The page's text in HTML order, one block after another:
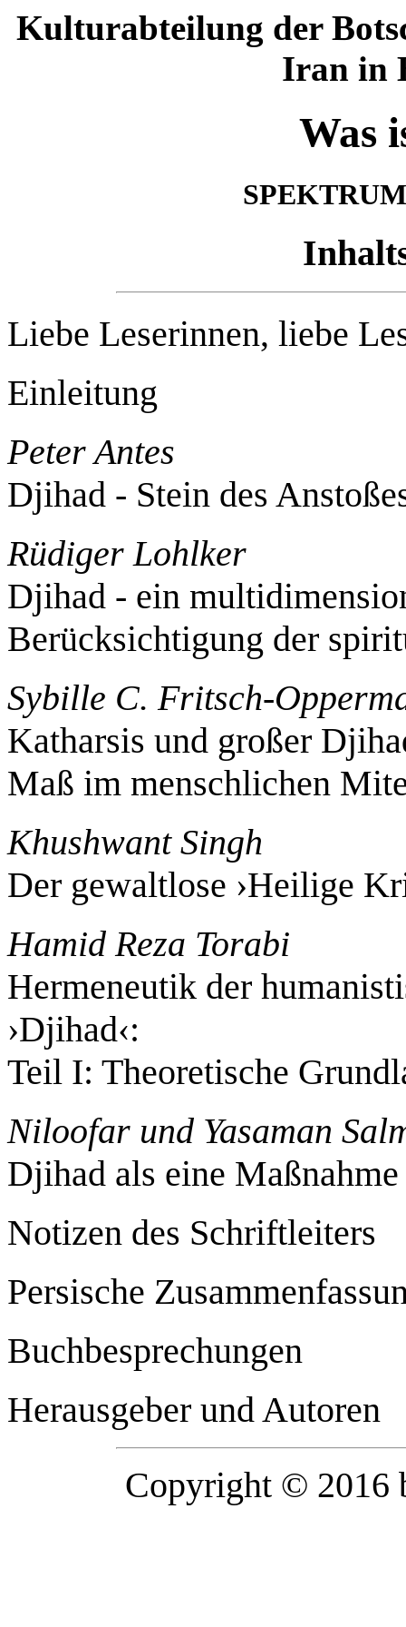
Kulturabteilung der
Iran in
Was
Liebe Leserinnen, liebe
Einleitung
Peter Antes
Djihad - Stein des
Rüdiger Lohlker
Djihad - ein
Berücksichtigung der
Sybille C. Fritsch-
Katharsis und großer
Maß im menschlichen
Khushwant Singh
Der gewaltlose ›Heilige
Hamid Reza Torabi
Hermeneutik der
›Djihad‹:
Teil I: Theoretische
Niloofar und Yasaman
Djihad als eine
Notizen des Schriftleiters
Persische
Buchbesprechungen
Herausgeber und Autoren
Copyright © 2016